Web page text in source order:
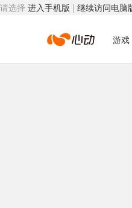
请选择 进入手机版 | 继续访问电脑
心 游戏